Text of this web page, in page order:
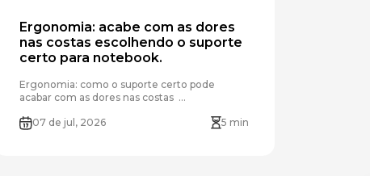
Ergonomia: acabe com as dores
nas costas escolhendo o suporte
certo para notebook.
​Ergonomia: como o suporte certo pode
acabar com as dores nas costas ...
07 de jul, 2026 5 min